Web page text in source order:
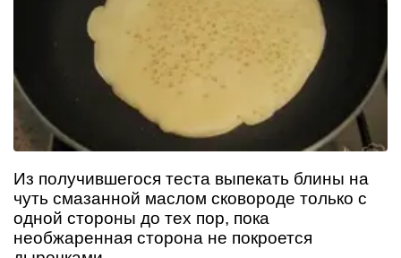
Из получившегося теста выпекать блины на
чуть смазанной маслом сковороде только с
одной стороны до тех пор, пока
необжаренная сторона не покроется